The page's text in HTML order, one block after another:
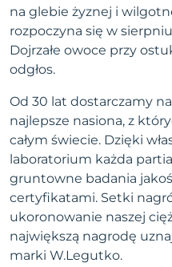
na glebie żyznej i
rozpoczyna się w
Dojrzałe owoce przy
odgłos.
Od 30 lat dostarczamy
najlepsze nasiona, z
całym świecie. Dzięki
laboratorium każda
gruntowne badania
certyfikatami. Setki
ukoronowanie naszej
największą nagrodę
marki W.Legutko.